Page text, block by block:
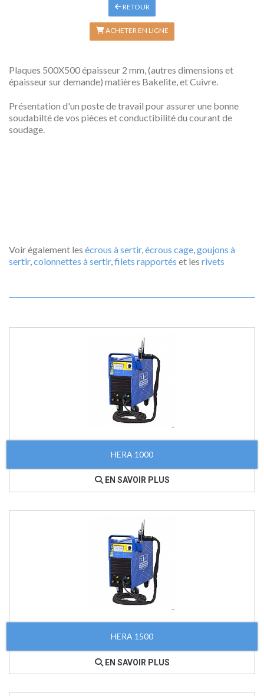
RETOUR
ACHETER EN LIGNE
Plaques 500X500 épaisseur 2 mm, (autres dimensions et
épaisseur sur demande) matières Bakelite, et Cuivre.
Présentation d'un poste de travail pour assurer une bonne
soudabilté de vos pièces et conductibilité du courant de
soudage.
Voir également les écrous à sertir, écrous cage goujons à
sertir, colonnettes à sertir, filets rapportés et les rivets
HERA 1000
EN SAVOIR PLUS
HERA 1500
EN SAVOIR PLUS